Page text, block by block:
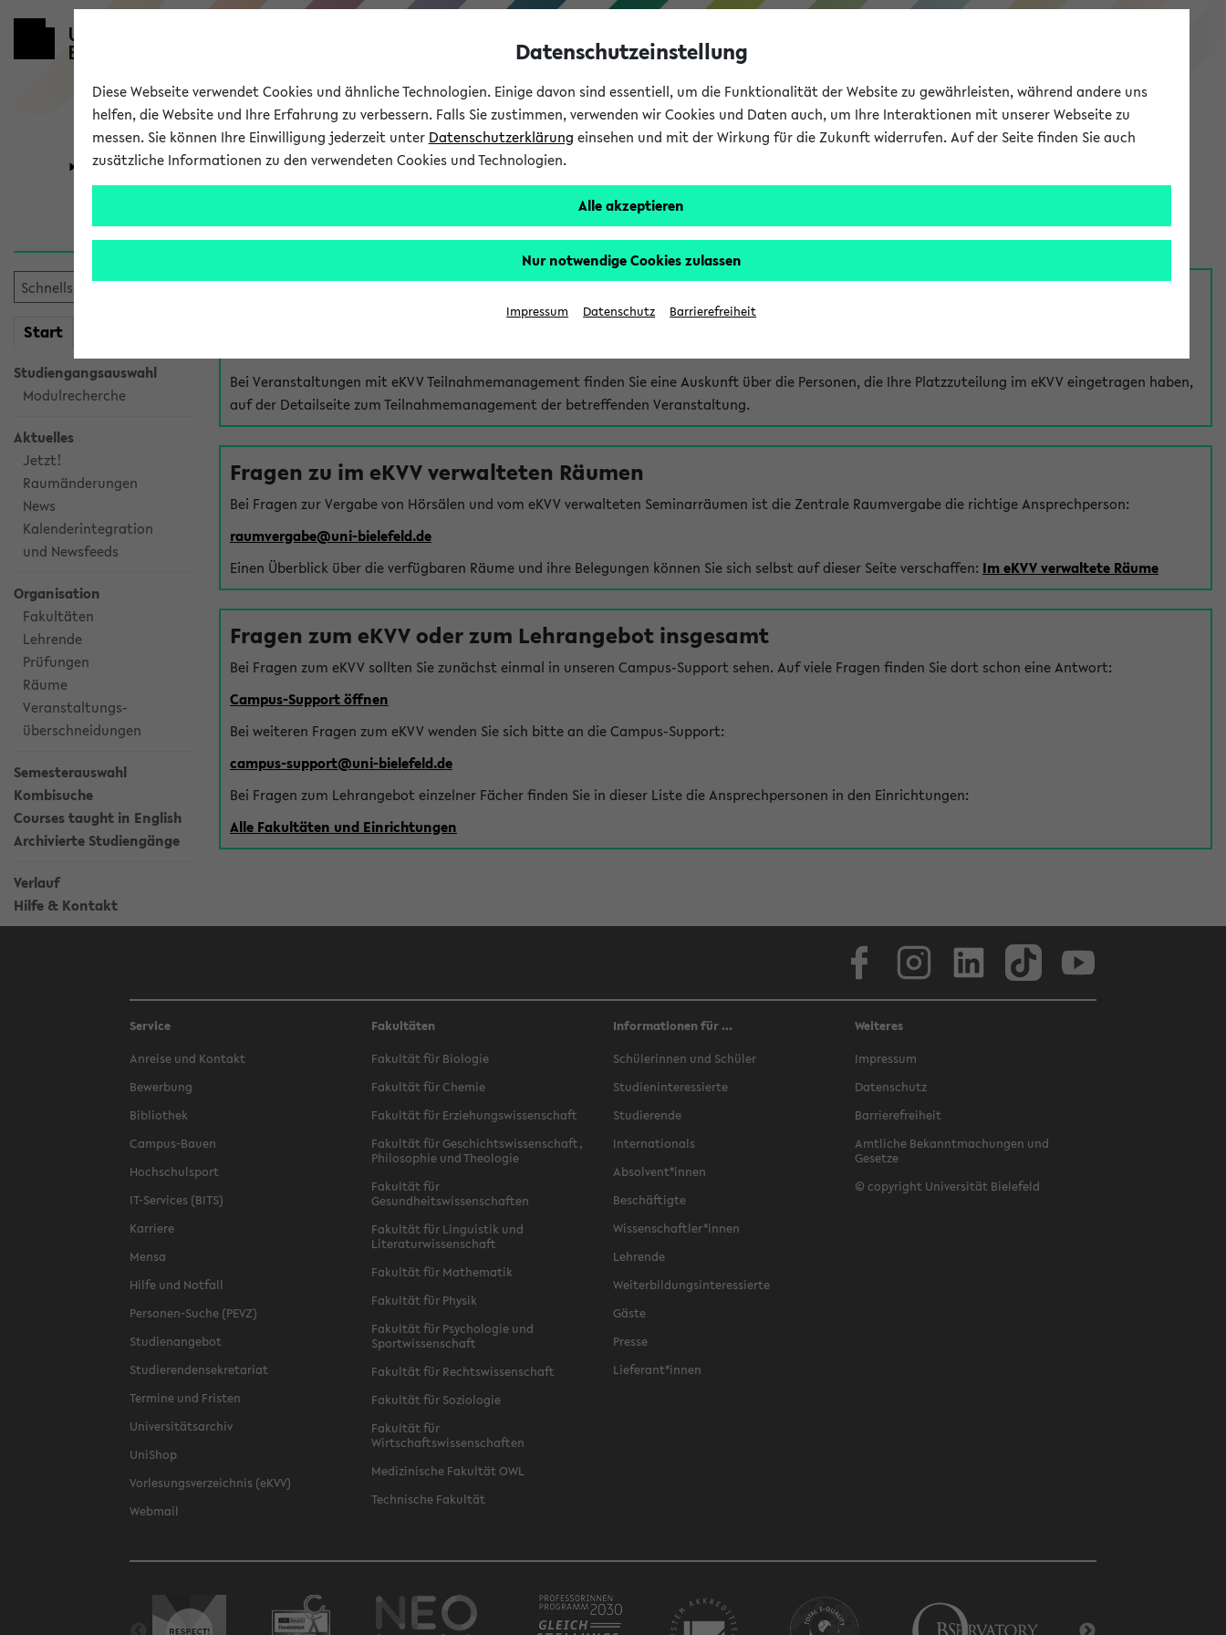
eKVV
Universität Forschung Studium
Start
Studiengangsauswahl
Modulrecherche
Aktuelles
Jetzt!
Raumänderungen
News
Kalenderintegration
und Newsfeeds
Organisation
Fakultäten
Lehrende
Prüfungen
Räume
Veranstaltungs-
überschneidungen
Semesterauswahl
Kombisuche
Courses taught in English
Archivierte Studiengänge
Verlauf
Hilfe & Kontakt
Hilfe & Kontakt
Bei Veranstaltungen mit eKVV Teilnahmemanagement finden Sie eine Auskunft über die Personen, die Ihre Platzzuteilung im eKVV eingetragen haben,
auf der Detailseite zum Teilnahmemanagement der betreffenden Veranstaltung.
Fragen zu im eKVV verwalteten Räumen
Bei Fragen zur Vergabe von Hörsälen und vom eKVV verwalteten Seminarräumen ist die Zentrale Raumvergabe die richtige Ansprechperson:
raumvergabe@uni-bielefeld.de
Einen Überblick über die verfügbaren Räume und ihre Belegungen können Sie sich selbst auf dieser Seite verschaffen: Im eKVV verwaltete Räume
Fragen zum eKVV oder zum Lehrangebot insgesamt
Bei Fragen zum eKVV sollten Sie zunächst einmal in unseren Campus-Support sehen. Auf viele Fragen finden Sie dort schon eine Antwort:
Campus-Support öffnen
Bei weiteren Fragen zum eKVV wenden Sie sich bitte an die Campus-Support:
campus-support@uni-bielefeld.de
Bei Fragen zum Lehrangebot einzelner Fächer finden Sie in dieser Liste die Ansprechpersonen in den Einrichtungen:
Alle Fakultäten und Einrichtungen
Service
Anreise und Kontakt
Bewerbung
Bibliothek
Campus-Bauen
Hochschulsport
IT-Services (BITS)
Karriere
Mensa
Hilfe und Notfall
Personen-Suche (PEVZ)
Studienangebot
Studierendensekretariat
Termine und Fristen
Universitätsarchiv
UniShop
Vorlesungsverzeichnis (eKVV)
Webmail
Fakultäten
Fakultät für Biologie
Fakultät für Chemie
Fakultät für Erziehungswissenschaft
Fakultät für Geschichtswissenschaft,
Philosophie und Theologie
Fakultät für
Gesundheitswissenschaften
Fakultät für Linguistik und
Literaturwissenschaft
Fakultät für Mathematik
Fakultät für Physik
Fakultät für Psychologie und
Sportwissenschaft
Fakultät für Rechtswissenschaft
Fakultät für Soziologie
Fakultät für
Wirtschaftswissenschaften
Medizinische Fakultät OWL
Technische Fakultät
Informationen für ...
Schülerinnen und Schüler
Studieninteressierte
Studierende
Internationals
Absolvent*innen
Beschäftigte
Wissenschaftler*innen
Lehrende
Weiterbildungsinteressierte
Gäste
Presse
Lieferant*innen
Weiteres
Impressum
Datenschutz
Barrierefreiheit
Amtliche Bekanntmachungen und
Gesetze
© copyright Universität Bielefeld
Datenschutzeinstellung
Diese Webseite verwendet Cookies und ähnliche Technologien. Einige davon sind essentiell, um die Funktionalität der Website zu gewährleisten, während andere uns
helfen, die Website und Ihre Erfahrung zu verbessern. Falls Sie zustimmen, verwenden wir Cookies und Daten auch, um Ihre Interaktionen mit unserer Webseite zu
messen. Sie können Ihre Einwilligung jederzeit unter Datenschutzerklärung einsehen und mit der Wirkung für die Zukunft widerrufen. Auf der Seite finden Sie auch
zusätzliche Informationen zu den verwendeten Cookies und Technologien.
Alle akzeptieren
Nur notwendige Cookies zulassen
Impressum Datenschutz Barrierefreiheit